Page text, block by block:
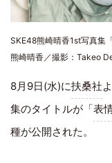
SKE48熊崎晴香1st写真集
熊崎晴香／撮影：Takeo
8月9日(水)に扶桑社
集のタイトルが「表
種が公開された。